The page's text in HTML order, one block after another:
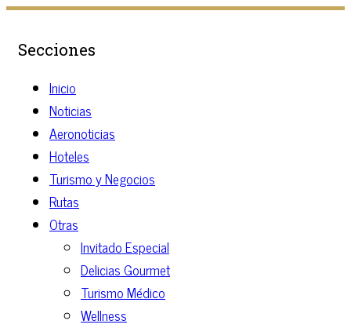
Secciones
Inicio
Noticias
Aeronoticias
Hoteles
Turismo y Negocios
Rutas
Otras
Invitado Especial
Delicias Gourmet
Turismo Médico
Wellness